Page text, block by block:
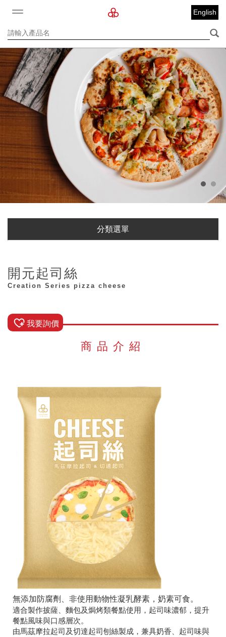
English
分類選單
開元起司絲
Creation Series pizza cheese
我要詢價
商品介紹
無添加防腐劑、非使用動物性凝乳酵素，奶素可食。
適合製作披薩、麵包及焗烤類餐點使用，起司味濃郁，提升
餐點風味與口感層次。
由馬茲摩拉起司及切達起司刨絲製成，兼具奶香、起司味與